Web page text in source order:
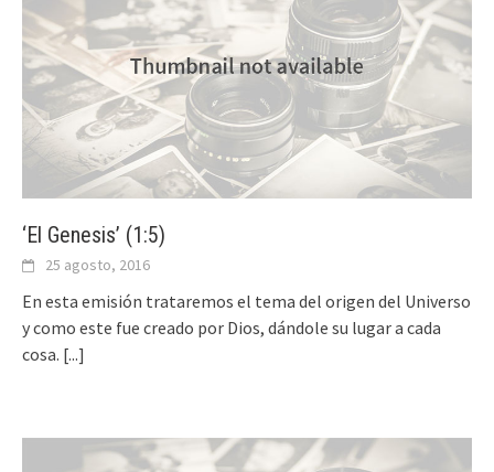
‘El Genesis’ (1:5)
25 agosto, 2016
En esta emisión trataremos el tema del origen del Universo
y como este fue creado por Dios, dándole su lugar a cada
cosa. [...]